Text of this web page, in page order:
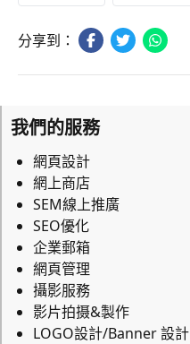
分享到：
我們的服務
網頁設計
網上商店
SEM線上推廣
SEO優化
企業郵箱
網頁管理
攝影服務
影片拍摄&製作
LOGO設計/Banner 設計